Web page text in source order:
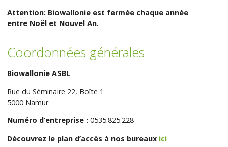
Attention: Biowallonie est fermée chaque année
entre Noël et Nouvel An.
Coordonnées générales
Biowallonie ASBL
Rue du Séminaire 22, Boîte 1
5000 Namur
Numéro d’entreprise : 0535.825.228
Découvrez le plan d’accès à nos bureaux ici